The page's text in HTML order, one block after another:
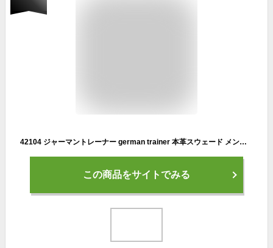
42104 ジャーマントレーナー german trainer 本革スウェード メンズ スニーカー ブラック×ブラック 41/42/43/44 【GERMAN TRAINER/ドイツ軍/ミリタリー/男性用/シューズ/靴/レザー/ファッション/ストリート】【2024年モデル】【正規品】
この商品をサイトでみる